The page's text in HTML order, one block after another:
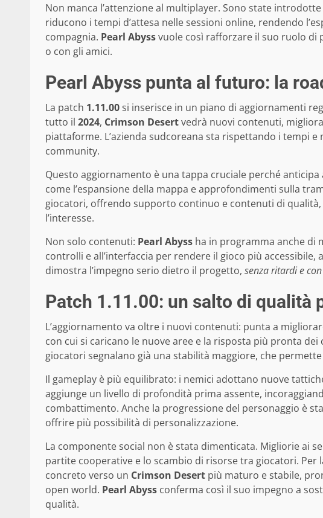
Non manca l’attenzione al multiplayer. Sono state
riducono i tempi d’attesa nelle sessioni online, rendendo
compagnia. Pearl Abyssvuole così rafforzare il suo ruolo di
o con gli amici.
Pearl Abyss punta al futuro: la
La patch 1.11.00si inserisce in un piano di aggiornamenti
tutto il 2024, Crimson Desertvedrà nuovi contenuti,
piattaforme. L’azienda sudcoreana sta rispettando i tempi
community.
Questo aggiornamento è una tappa cruciale perché
come l’espansione della mappa e approfondimenti sulla
giocatori, offrendo supporto continuo e contenuti di
l’interesse.
Non solo contenuti: Pearl Abyss ha in programma anche di
controlli e all’interfaccia per rendere il gioco più
dimostra l’impegno serio dietro il progetto, senza ritardi e
Patch 1.11.00: un salto di qualità
L’aggiornamento va oltre i nuovi contenuti: punta a
con cui si caricano le nuove aree e la risposta più pronta
giocatori segnalano già una stabilità maggiore, che
Il gameplay è più equilibrato: i nemici adottano nuove
aggiunge un livello di profondità prima assente,
combattimento. Anche la progressione del personaggio è
offrire più possibilità di personalizzazione.
La componente social non è stata dimenticata. Migliorie ai
partite cooperative e lo scambio di risorse tra giocatori. Per
concreto verso un Crimson Desert più maturo e stabile,
open world. Pearl Abyss conferma così il suo impegno a
qualità.